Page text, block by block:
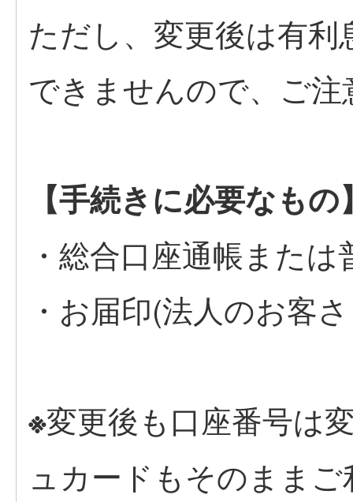
ただし、変更後は有
できませんので、ご
【手続きに必要なもの
・総合口座通帳また
・お届印(法人のお客
※変更後も口座番号は
ュカードもそのまま